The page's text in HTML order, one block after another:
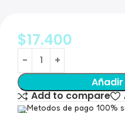
$17.400
Add to compare
Metodos de pago 100%